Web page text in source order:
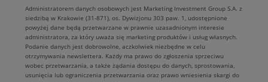
Administratorem danych osobowych jest Marketing Investment Group S.A. z
siedzibą w Krakowie (31-871), os. Dywizjonu 303 paw. 1, udostępnione
powyżej dane będą przetwarzane w prawnie uzasadnionym interesie
administratora, za który uważa się marketing produktów i usług własnych.
Podanie danych jest dobrowolne, aczkolwiek niezbędne w celu
otrzymywania newslettera. Każdy ma prawo do zgłoszenia sprzeciwu
wobec przetwarzania, a także żądania dostępu do danych, sprostowania,
usunięcia lub ograniczenia przetwarzania oraz prawo wniesienia skargi do